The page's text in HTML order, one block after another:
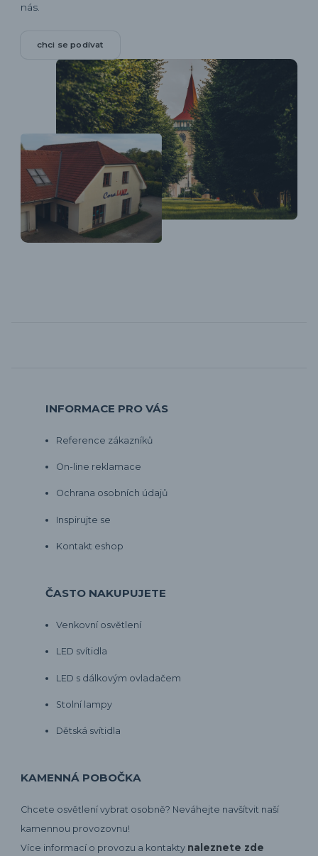
nás.
chci se podívat
INFORMACE PRO VÁS
Reference zákazníků
On-line reklamace
Ochrana osobních údajů
Inspirujte se
Kontakt eshop
ČASTO NAKUPUJETE
Venkovní osvětlení
LED svítidla
LED s dálkovým ovladačem
Stolní lampy
Dětská svítidla
KAMENNÁ POBOČKA
Chcete osvětlení vybrat osobně? Neváhejte navšítvit naší
kamennou provozovnu!
Více informací o provozu a kontakty naleznete zde